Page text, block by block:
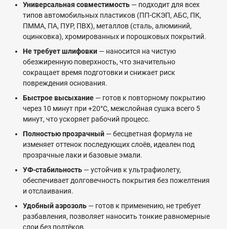
Универсальная совместимость — подходит для всех
типов автомобильных пластиков (ПП-СКЭП, АБС, ПК,
ПММА, ПА, ПУР, ПВХ), металлов (сталь, алюминий,
оцинковка), хромированных и порошковых покрытий.
Не требует шлифовки — наносится на чистую
обезжиренную поверхность, что значительно
сокращает время подготовки и снижает риск
повреждения основания.
Быстрое высыхание — готов к повторному покрытию
через 10 минут при +20°C, межслойная сушка всего 5
минут, что ускоряет рабочий процесс.
Полностью прозрачный — бесцветная формула не
изменяет оттенок последующих слоёв, идеален под
прозрачные лаки и базовые эмали.
УФ-стабильность — устойчив к ультрафиолету,
обеспечивает долговечность покрытия без пожелтения
и отслаивания.
Удобный аэрозоль — готов к применению, не требует
разбавления, позволяет наносить тонкие равномерные
слои без подтёков.